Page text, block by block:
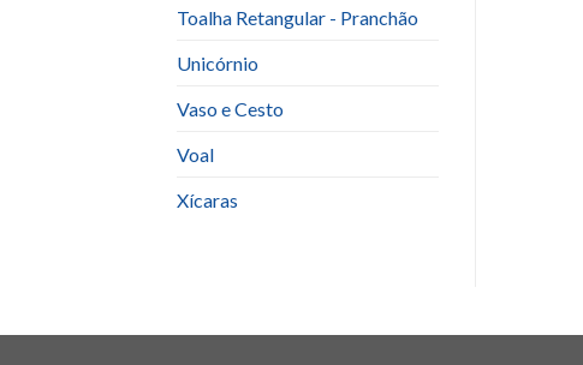
Toalha Retangular - Pranchão
Unicórnio
Vaso e Cesto
Voal
Xícaras